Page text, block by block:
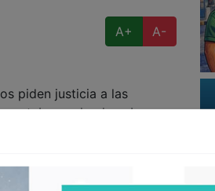
A+
A-
piden justicia a las
octubre en la playa La
que le propinaron
no actuaron en